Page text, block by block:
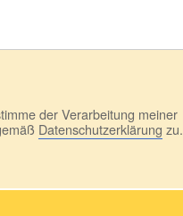
der Verarbeitung meiner
Datenschutzerklärung zu.